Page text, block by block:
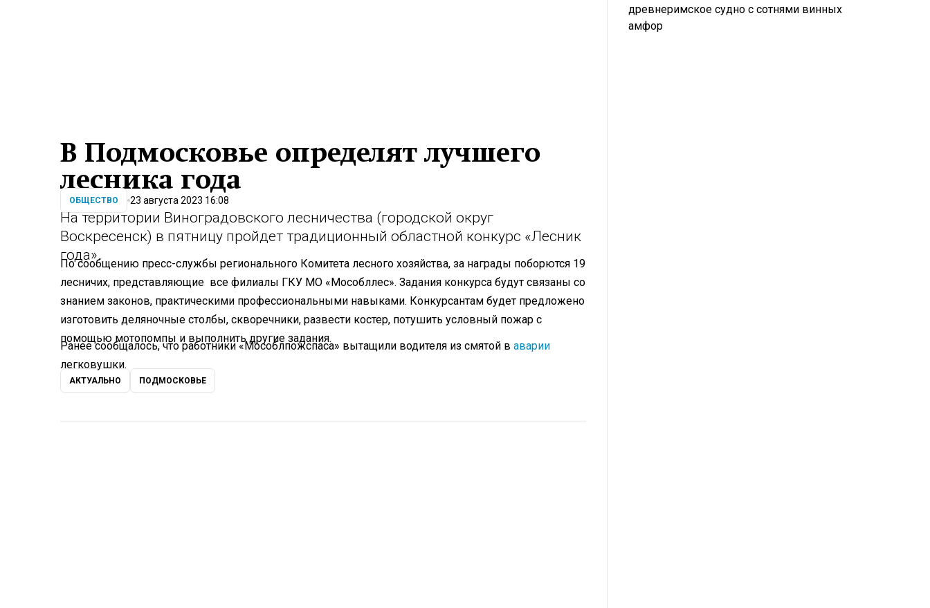
В Подмосковье определят лучшего
лесника года
ОБЩЕСТВО 23 августа 2023 16:08
На территории Виноградовского лесничества (городской округ
Воскресенск) в пятницу пройдет традиционный областной конкурс «Лесник
года».
По сообщению пресс-службы регионального Комитета лесного хозяйства, за награды поборются 19
лесничих, представляющие все филиалы ГКУ МО «Мособллес». Задания конкурса будут связаны со
знанием законов, практическими профессиональными навыками. Конкурсантам будет предложено
изготовить деляночные столбы, скворечники, развести костер, потушить условный пожар с
помощью мотопомпы и выполнить другие задания.
Ранее сообщалось, что работники «Мособлпожспаса» вытащили водителя из смятой в аварии
легковушки.
АКТУАЛЬНО ПОДМОСКОВЬЕ
древнеримское судно с сотнями винных
амфор